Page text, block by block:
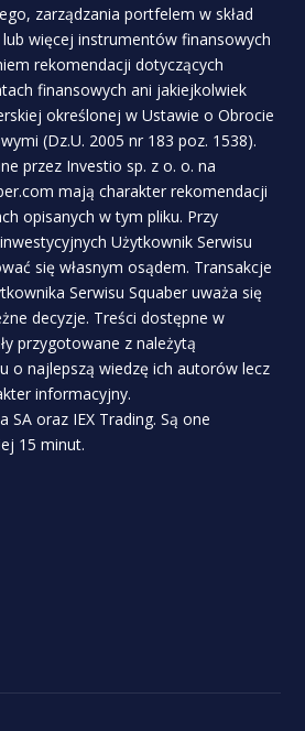
zarządzania portfelem w skład
więcej instrumentów finansowych
rekomendacji dotyczących
finansowych ani jakiejkolwiek
określonej w Ustawie o Obrocie
(Dz.U. 2005 nr 183 poz. 1538).
przez Investio sp. z o. o. na
mają charakter rekomendacji
opisanych w tym pliku. Przy
Użytkownik Serwisu
się własnym osądem. Transakcje
Serwisu Squaber uważa się
decyzje. Treści dostępne w
przygotowane z należytą
o najlepszą wiedzę ich autorów lecz
informacyjny.
oraz IEX Trading. Są one
15 minut.